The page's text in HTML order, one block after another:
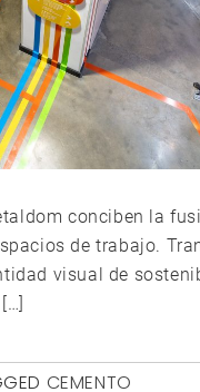
conciben la
de trabajo.
visual de
CEMENTO